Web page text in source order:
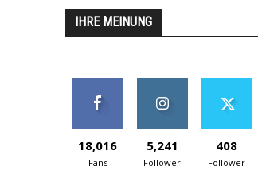
IHRE MEINUNG
18,016
Fans
5,241
Follower
408
Follower